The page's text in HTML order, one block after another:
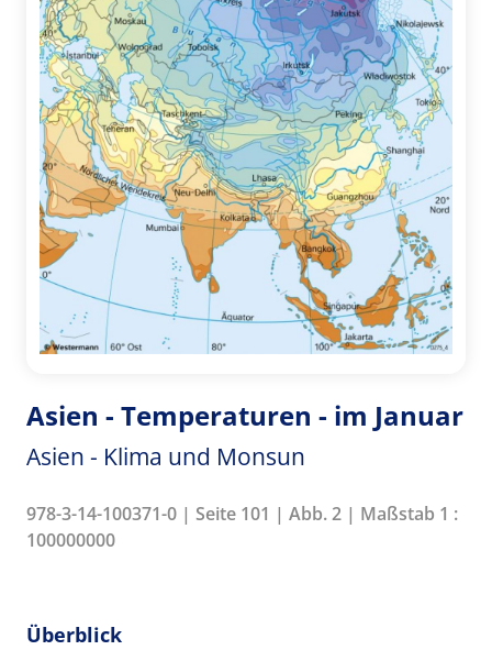
Asien - Temperaturen - im Januar
Asien - Klima und Monsun
978-3-14-100371-0 | Seite 101 | Abb. 2 | Maßstab 1 :
100000000
Überblick